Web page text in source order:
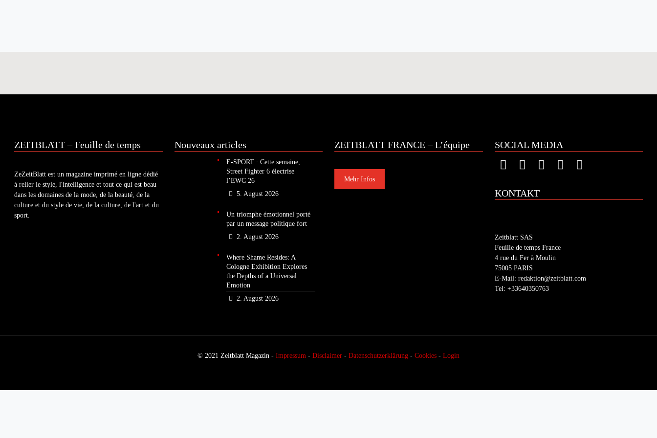
ZEITBLATT – Feuille de temps
ZeZeitBlatt est un magazine imprimé en ligne dédié
à relier le style, l'intelligence et tout ce qui est beau
dans les domaines de la mode, de la beauté, de la
culture et du style de vie, de la culture, de l'art et du
sport.
Nouveaux articles
E-SPORT : Cette semaine,
Street Fighter 6 électrise
l’EWC 26
5. August 2026
Un triomphe émotionnel porté
par un message politique fort
2. August 2026
Where Shame Resides: A
Cologne Exhibition Explores
the Depths of a Universal
Emotion
2. August 2026
ZEITBLATT FRANCE – L’équipe
Mehr Infos
SOCIAL MEDIA
KONTAKT
Zeitblatt SAS
Feuille de temps France
4 rue du Fer à Moulin
75005 PARIS
E-Mail: redaktion@zeitblatt.com
Tel: +33640350763
© 2021 Zeitblatt Magazin - Impressum - Disclaimer - Datenschutzerklärung - Cookies - Login